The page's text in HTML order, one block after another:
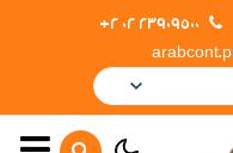
23909500 02 2+